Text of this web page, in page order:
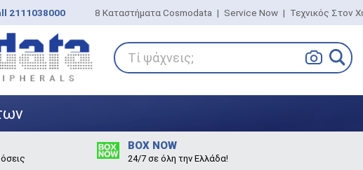
2111038000 8 Καταστήματα Cosmodata | Service Now | Τεχνικός Στον
Τί ψάχνεις;
BOX NOW
24/7 σε όλη την Ελλάδα!